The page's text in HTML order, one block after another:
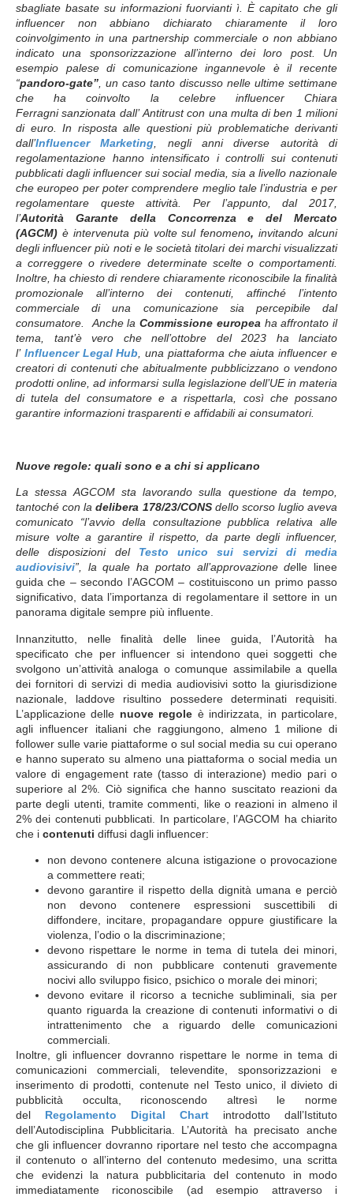
sbagliate basate su informazioni fuorvianti ì. È capitato che gli
influencer non abbiano dichiarato chiaramente il loro
coinvolgimento in una partnership commerciale o non abbiano
indicato una sponsorizzazione all’interno dei loro post. Un
esempio palese di comunicazione ingannevole è il recente
“pandoro-gate” , un caso tanto discusso nelle ultime settimane
che ha coinvolto la celebre influencer Chiara
Ferragnisanzionata dall’Antitrust con una multa di ben 1 milioni
di euro. In risposta alle questioni più problematiche derivanti
dall’Influencer Marketing , negli anni diverse autorità di
regolamentazione hanno intensificato i controlli sui contenuti
pubblicati dagli influencer sui social media, sia a livello nazionale
che europeo per poter comprendere meglio tale l’industria e per
regolamentare queste attività.
Per l’appunto, dal 2017,
l’Autorità Garante della Concorrenza e del Mercato
(AGCM) è intervenuta più volte sul fenomeno,invitando alcuni
degli influencer più noti e le società titolari dei marchi visualizzati
a correggere o rivedere determinate scelte o comportamenti.
Inoltre, ha chiesto di rendere chiaramente riconoscibile la finalità
promozionale all’interno dei contenuti, affinché l’intento
commerciale di una comunicazione sia percepibile dal
consumatore. Anche la Commissione europea ha affrontato il
tema, tant’è vero che nell’ottobre del 2023 ha lanciato
l’ Influencer Legal Hub , una piattaforma che aiuta influencer e
creatori di contenuti che abitualmente pubblicizzano o vendono
prodotti online, ad informarsi sulla legislazione dell’UE in materia
di tutela del consumatore e a rispettarla, così che possano
garantire informazioni trasparenti e affidabili ai consumatori.
Nuove regole: quali sono e a chi si applicano
La stessa AGCOM sta lavorando sulla questione da tempo,
tantoché con ladelibera 178/23/CONSdello scorso luglio aveva
comunicato “l’avvio della consultazione pubblica relativa alle
misure volte a garantire il rispetto, da parte degli influencer,
delle disposizioni del Testo unico sui servizi di media
audiovisivi” , la quale ha portato all’approvazione delle linee
guida che – secondo l’AGCOM – costituiscono un primo passo
significativo, data l’importanza di regolamentare il settore in un
panorama digitale sempre più influente.
Innanzitutto, nelle finalità delle linee guida, l’Autorità ha
specificato che per influencer si intendono quei soggetti che
svolgono un’attività analoga o comunque assimilabile a quella
dei fornitori di servizi di media audiovisivi sotto la giurisdizione
nazionale, laddove risultino possedere determinati requisiti.
L’applicazione delle nuove regole è indirizzata, in particolare,
agli influencer italiani che raggiungono, almeno 1 milione di
follower sulle varie piattaforme o sul social media su cui operano
e hanno superato su almeno una piattaforma o social media un
valore di engagement rate (tasso di interazione) medio pari o
superiore al 2%. Ciò significa che hanno suscitato reazioni da
parte degli utenti, tramite commenti, like o reazioni in almeno il
2% dei contenuti pubblicati. In particolare, l’AGCOM ha chiarito
che i contenuti diffusi dagli influencer:
non devono contenere alcuna istigazione o provocazione
a commettere reati;
devono garantire il rispetto della dignità umana e perciò
non devono contenere espressioni suscettibili di
diffondere, incitare, propagandare oppure giustificare la
violenza, l’odio o la discriminazione;
devono rispettare le norme in tema di tutela dei minori,
assicurando di non pubblicare contenuti gravemente
nocivi allo sviluppo fisico, psichico o morale dei minori;
devono evitare il ricorso a tecniche subliminali, sia per
quanto riguarda la creazione di contenuti informativi o di
intrattenimento che a riguardo delle comunicazioni
commerciali.
Inoltre, gli influencer dovranno rispettare le norme in tema di
comunicazioni commerciali, televendite, sponsorizzazioni e
inserimento di prodotti, contenute nel Testo unico, il divieto di
pubblicità occulta, riconoscendo altresì le norme
del Regolamento Digital Chart introdotto dall’Istituto
dell’Autodisciplina Pubblicitaria. L’Autorità ha precisato anche
che gli influencer dovranno riportare nel testo che accompagna
il contenuto o all’interno del contenuto medesimo, una scritta
che evidenzi la natura pubblicitaria del contenuto in modo
immediatamente riconoscibile (ad esempio attraverso i